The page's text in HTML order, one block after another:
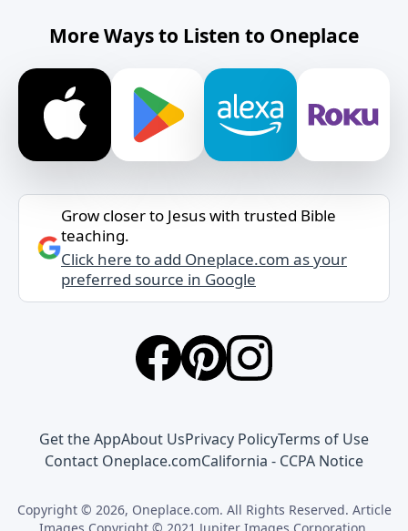
More Ways to Listen to Oneplace
Grow closer to Jesus with trusted Bible
teaching.
Click here to add Oneplace.com as your
preferred source in Google
Get the AppAbout UsPrivacy PolicyTerms of Use
Contact Oneplace.comCalifornia - CCPA Notice
Copyright © 2026, Oneplace.com. All Rights Reserved. Article